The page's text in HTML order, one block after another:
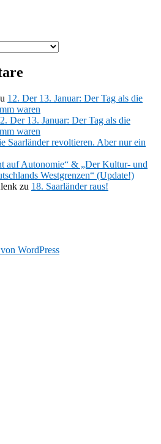
12. Der 13. Januar: Der Tag als die
waren
Der 13. Januar: Der Tag als die
waren
Saarländer revoltieren. Aber nur ein
auf Autonomie“ & „Der Kultur- und
Westgrenzen“ (Update!)
zu 18. Saarländer raus!
WordPress